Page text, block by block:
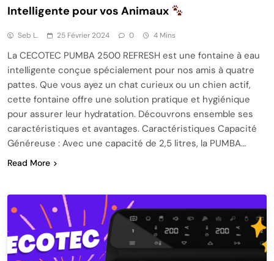
Intelligente pour vos Animaux
Seb L. 25 Février 2024 0 4 Mins
La CECOTEC PUMBA 2500 REFRESH est une fontaine à eau
intelligente conçue spécialement pour nos amis à quatre
pattes. Que vous ayez un chat curieux ou un chien actif,
cette fontaine offre une solution pratique et hygiénique
pour assurer leur hydratation. Découvrons ensemble ses
caractéristiques et avantages. Caractéristiques Capacité
Généreuse : Avec une capacité de 2,5 litres, la PUMBA…
Read More